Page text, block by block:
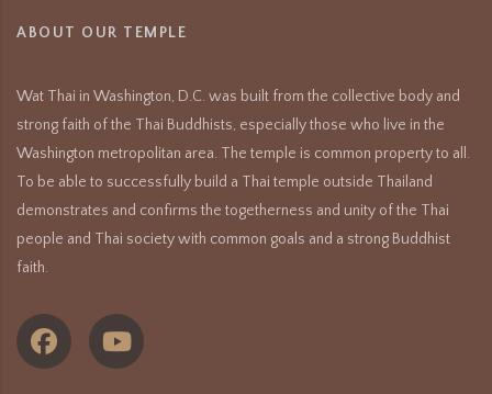
ABOUT OUR TEMPLE
Wat Thai in Washington, D.C. was built from the collective body and
strong faith of the Thai Buddhists, especially those who live in the
Washington metropolitan area. The temple is common property to all.
To be able to successfully build a Thai temple outside Thailand
demonstrates and confirms the togetherness and unity of the Thai
people and Thai society with common goals and a strong Buddhist
faith.